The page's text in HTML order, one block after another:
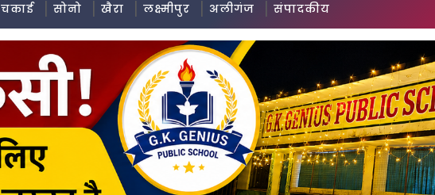
चकाई सोनो खैरा लक्ष्मीपुर अलीगंज संपादकीय